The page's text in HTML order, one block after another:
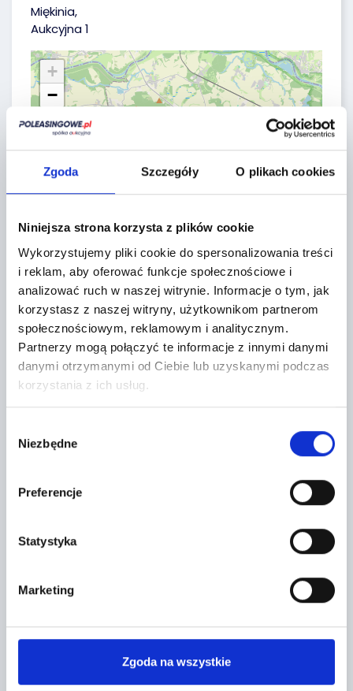
Zgoda Szczegóły O plikach cookies
Niniejsza strona korzysta z plików cookie
Wykorzystujemy pliki cookie do spersonalizowania treści
i reklam, aby oferować funkcje społecznościowe i
analizować ruch w naszej witrynie. Informacje o tym, jak
korzystasz z naszej witryny, użytkownikom partnerom
społecznościowym, reklamowym i analitycznym.
Partnerzy mogą połączyć te informacje z innymi danymi
danymi otrzymanymi od Ciebie lub uzyskanymi podczas
korzystania z ich usług.
zgody
Niezbędne
Preferencje
Statystyka
Marketing
Zgoda na wszystkie
Miękinia,
Aukcyjna 1
+
−
Leaflet|© OpenStreetMapcontributors
CONTACT FORM